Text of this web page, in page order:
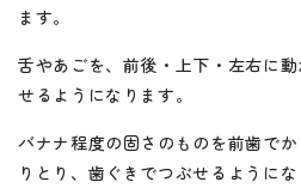
ます。
舌やあごを、前後・上下・左右に動
せるようになります。
バナナ程度の固さのものを前歯でか
りとり、歯ぐきでつぶせるようにな